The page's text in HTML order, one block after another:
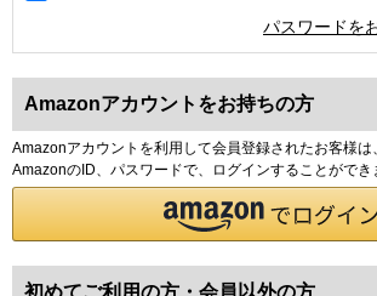
パスワードを
Amazonアカウントをお持ちの方
Amazonアカウントを利用して会員登録されたお客様は、
AmazonのID、パスワードで、ログインすることができ
初めてご利用の方・会員以外の方